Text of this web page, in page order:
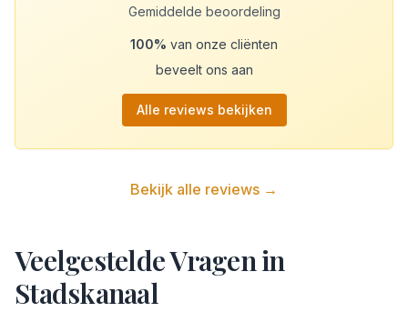
Gemiddelde beoordeling
100% van onze cliënten
beveelt ons aan
Alle reviews bekijken
Bekijk alle reviews →
Veelgestelde Vragen in
Stadskanaal